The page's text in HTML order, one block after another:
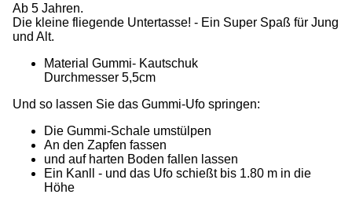
Ab 5 Jahren.
Die kleine fliegende Untertasse! - Ein Super Spaß für Jung
und Alt.
Material Gummi- Kautschuk
Durchmesser 5,5cm
Und so lassen Sie das Gummi-Ufo springen:
Die Gummi-Schale umstülpen
An den Zapfen fassen
und auf harten Boden fallen lassen
Ein Kanll - und das Ufo schießt bis 1.80 m in die
Höhe